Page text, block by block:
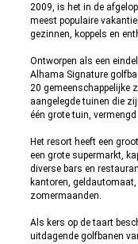
2009, is het in de
meest populaire
gezinnen, koppels en
Ontworpen als een
Alhama Signature
20 gemeenschappelijke
aangelegde tuinen die
één grote tuin,
Het resort heeft een
een grote supermarkt,
diverse bars en
kantoren,
zomermaanden.
Als kers op de taart
uitdagende golfbanen